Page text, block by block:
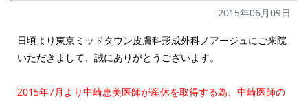
2015年06月09日
日頃より東京ミッドタウン皮膚科形成外科ノアージュにご来院
いただきまして、誠にありがとうございます。
2015年7月より中崎恵美医師が産休を取得する為、中崎医師の